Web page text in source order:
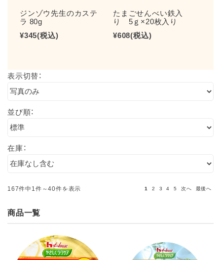
ジンゾウ先生のカステ
ラ 80g
¥345(税込)
たまごせんべい鉄入
り 5ｇ×20枚入り
¥608(税込)
表示切替：
並び順：
在庫：
167件中1件～40件を表示 1 2 3 4 5 次へ 最後へ
商品一覧